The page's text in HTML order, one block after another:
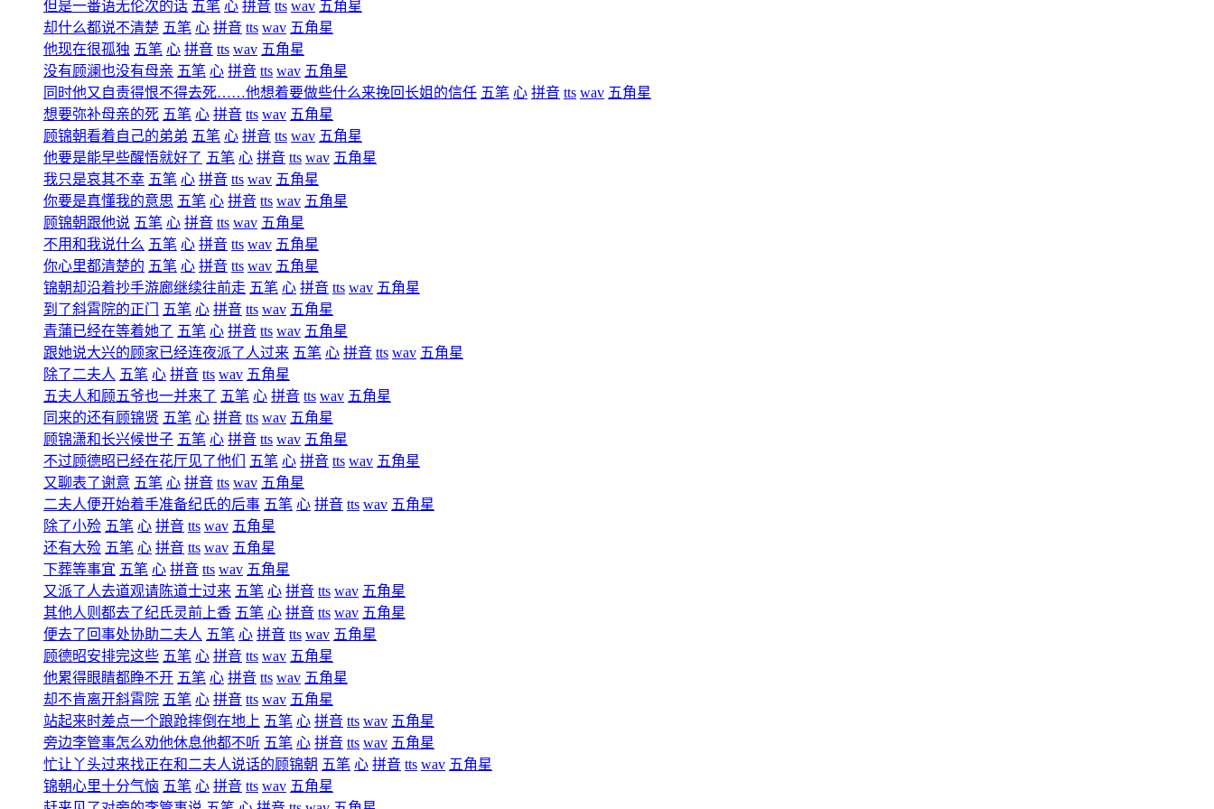
但是一番语无伦次的话 五笔 心 拼音 tts wav 五角星
却什么都说不清楚 五笔 心 拼音 tts wav 五角星
他现在很孤独 五笔 心 拼音 tts wav 五角星
没有顾澜也没有母亲 五笔 心 拼音 tts wav 五角星
同时他又自责得恨不得去死……他想着要做些什么来挽回长姐的信任 五笔 心 拼音 tts wav 五角星
想要弥补母亲的死 五笔 心 拼音 tts wav 五角星
顾锦朝看着自己的弟弟 五笔 心 拼音 tts wav 五角星
他要是能早些醒悟就好了 五笔 心 拼音 tts wav 五角星
我只是哀其不幸 五笔 心 拼音 tts wav 五角星
你要是真懂我的意思 五笔 心 拼音 tts wav 五角星
顾锦朝跟他说 五笔 心 拼音 tts wav 五角星
不用和我说什么 五笔 心 拼音 tts wav 五角星
你心里都清楚的 五笔 心 拼音 tts wav 五角星
锦朝却沿着抄手游廊继续往前走 五笔 心 拼音 tts wav 五角星
到了斜霄院的正门
五笔 心 拼音 tts wav 五角星
青蒲已经在等着她了 五笔 心 拼音 tts wav 五角星
跟她说大兴的顾家已经连夜派了人过来 五笔 心 拼音 tts wav 五角星
除了二夫人 五笔 心 拼音 tts wav 五角星
五夫人和顾五爷也一并来了 五笔 心 拼音 tts wav 五角星
同来的还有顾锦贤 五笔 心 拼音 tts wav 五角星
顾锦潇和长兴候世子 五笔 心 拼音 tts wav 五角星
不过顾德昭已经在花厅见了他们
五笔 心 拼音 tts wav 五角星
又聊表了谢意 五笔 心 拼音 tts wav 五角星
二夫人便开始着手准备纪氏的后事 五笔 心 拼音 tts wav 五角星
除了小殓 五笔 心 拼音 tts wav 五角星
还有大殓 五笔 心 拼音 tts wav 五角星
下葬等事宜 五笔 心 拼音 tts wav 五角星
又派了人去道观请陈道士过来 五笔 心 拼音 tts wav 五角星
其他人则都去了纪氏灵前上香 五笔 心 拼音 tts wav 五角星
便去了回事处协助二夫人 五笔 心 拼音 tts wav 五角星
顾德昭安排完这些 五笔 心 拼音 tts wav 五角星
他累得眼睛都睁不开 五笔 心 拼音 tts wav 五角星
却不肯离开斜霄院 五笔 心 拼音 tts wav 五角星
站起来时差点一个踉跄摔倒在地上 五笔 心 拼音 tts wav 五角星
旁边李管事怎么劝他休息他都不听 五笔 心 拼音 tts wav 五角星
忙让丫头过来找正在和二夫人说话的顾锦朝 五笔 心 拼音 tts wav 五角星
锦朝心里十分气恼 五笔 心 拼音 tts wav 五角星